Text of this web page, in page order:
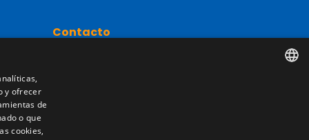
Contacto
y ofrecer
de
o que
cookies,